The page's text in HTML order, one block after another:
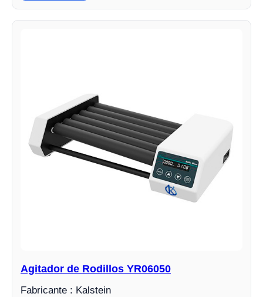
Agitador de Rodillos YR06050
Fabricante : Kalstein